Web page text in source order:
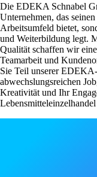
Die EDEKA Schnabel
Unternehmen, das
Arbeitsumfeld bietet,
und Weiterbildung legt.
Qualität schaffen wir
Teamarbeit und
Sie Teil unserer
abwechslungsreichen
Kreativität und Ihr